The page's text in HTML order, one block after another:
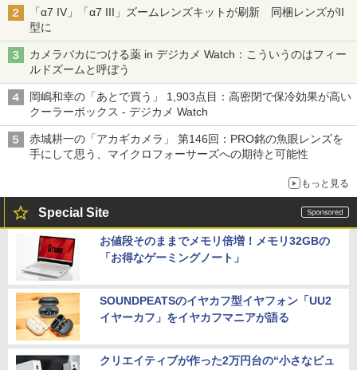
「α7 IV」「α7 III」ズームレンズキットが刷新 同梱レンズがII
型に
カメラバカにつける薬 in デジカメ Watch：こういうのはフィー
ルドズームと呼ぼう
岡嶋和幸の「あとで買う」 1,903点目：高密閉で保冷効果が高い
クーラーボックス - デジカメ Watch
赤城耕一の「アカギカメラ」 第146回：PRO銘の魚眼レンズを
手にして思う、マイクロフォーサーズへの期待と可能性
もっと見る
Special Site
お値段そのままでメモリ倍増！メモリ32GBの
「お得なゲーミングノート」
SOUNDPEATSのイヤカフ型イヤフォン「UU2
イヤーカフ」をイヤカフマニアが語る
クリエイティブが作った2万円台の“小さなピュ